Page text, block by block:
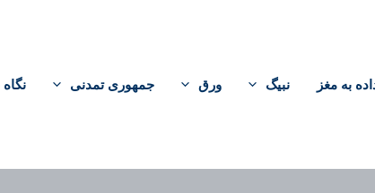
به مغز نبیگ ورق جمهوری تمدنی نگاه